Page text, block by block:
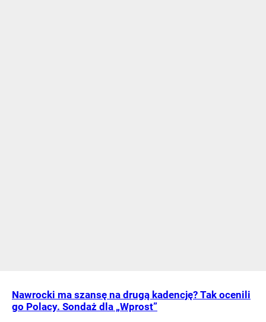
Nawrocki ma szansę na drugą kadencję? Tak ocenili
go Polacy. Sondaż dla „Wprost”